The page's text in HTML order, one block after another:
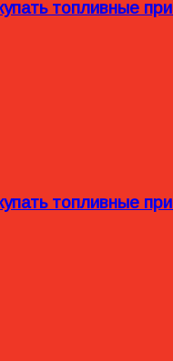
топливные
топливные